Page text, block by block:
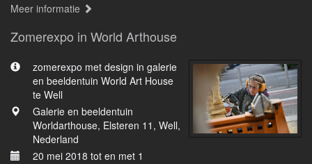
Meer informatie
Zomerexpo in World Arthouse
zomerexpo met design in galerie
en beeldentuin World Art House
te Well
Galerie en beeldentuin
Worldarthouse, Elsteren 11, Well,
Nederland
20 mei 2018 tot en met 1